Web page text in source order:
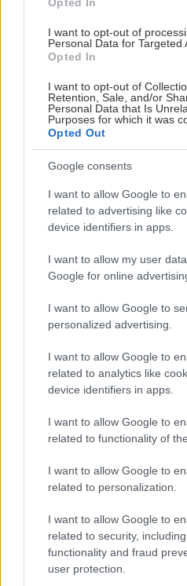
I want to opt-out of
Personal Data for Targeted
Opted In
I want to opt-out of
Retention, Sale, and/or
Personal Data that Is
Purposes for which it was
Opted Out
Google consents
I want to allow Google to
related to advertising like
device identifiers in apps.
I want to allow my user
Google for online
I want to allow Google to
personalized advertising.
I want to allow Google to
related to analytics like
device identifiers in apps.
I want to allow Google to
related to functionality of
I want to allow Google to
related to personalization.
I want to allow Google to
related to security,
functionality and fraud
user protection.
People